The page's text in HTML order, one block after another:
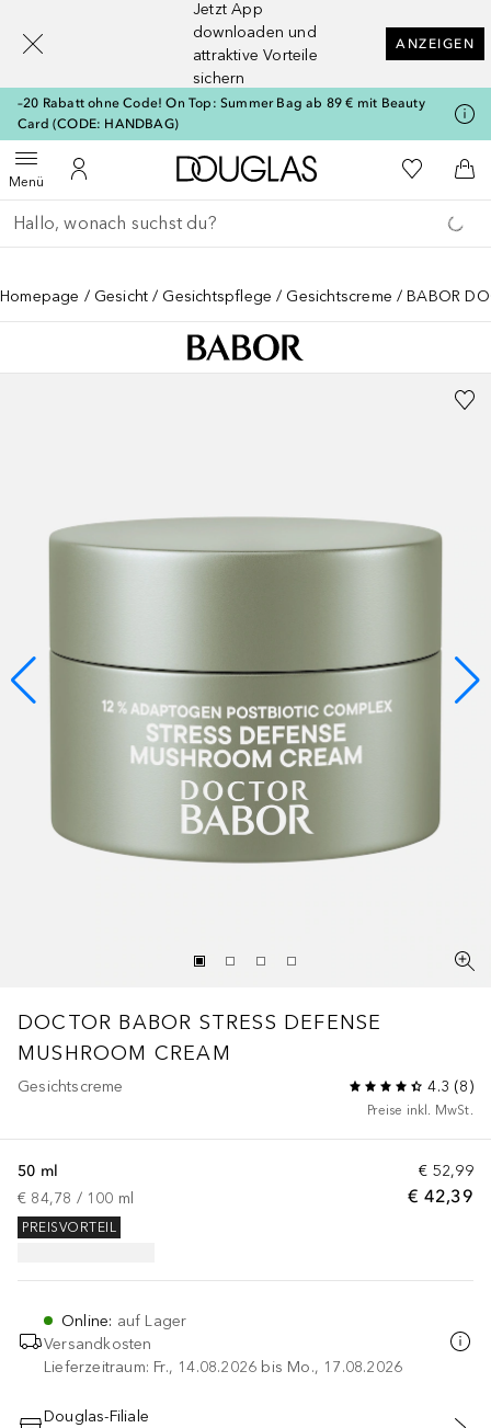
Jetzt App
downloaden und
attraktive Vorteile
sichern
ANZEIGEN
–20 Rabatt ohne Code! On Top: Summer Bag ab 89 € mit Beauty
Card (CODE: HANDBAG)
MenüMenü öffnenZu Meinem Kundenkonto
Zur Douglas Startseite
Zu Meiner
Gehe zurück
Suche ausführen
Homepage Gesicht Gesichtspflege Gesichtscreme BABOR
DOCTOR BABOR STRESS DEFENSE
MUSHROOM CREAM
Gesichtscreme 4.3 (8)
Preise inkl. MwSt.
€ 52,99
€ 42,39
50 ml
€ 84,78 / 100 ml
PREISVORTEIL
Online: auf Lager
Versandkosten
Lieferzeitraum: Fr., 14.08.2026 bis Mo., 17.08.2026
Douglas-Filiale
[navigation.slideout.screenreader]